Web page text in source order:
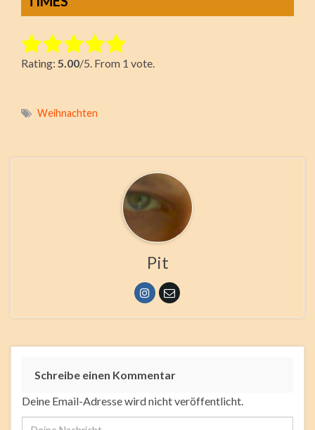
Rate this item:
Submit Rating
Rating: 5.00/5. From 1 vote.
Weihnachten
Pit
Schreibe einen Kommentar
Deine Email-Adresse wird nicht veröffentlicht.